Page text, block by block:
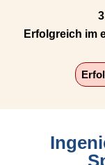
Erfolgreich im